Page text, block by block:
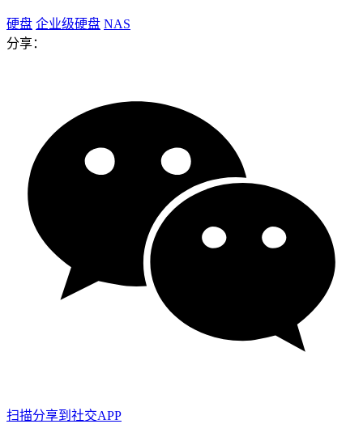
硬盘 企业级硬盘 NAS
分享：
扫描分享到社交APP